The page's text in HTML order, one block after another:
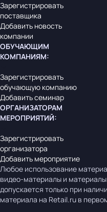
Зарегистрировать
поставщика
Добавить новость
компании
ОБУЧАЮЩИМ
КОМПАНИЯМ:
Зарегистрировать
обучающую компанию
Добавить семинар
ОРГАНИЗАТОРАМ
МЕРОПРИЯТИЙ:
Зарегистрировать
организатора
Добавить мероприятие
Любое использование
видео-материалы и
допускается только при
материала на Retail.ru в